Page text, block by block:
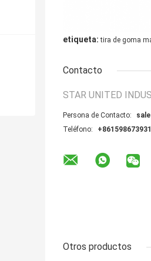
etiqueta: tira de goma
Contacto
STAR UNITED
Persona de Contacto:
Teléfono:
Otros productos